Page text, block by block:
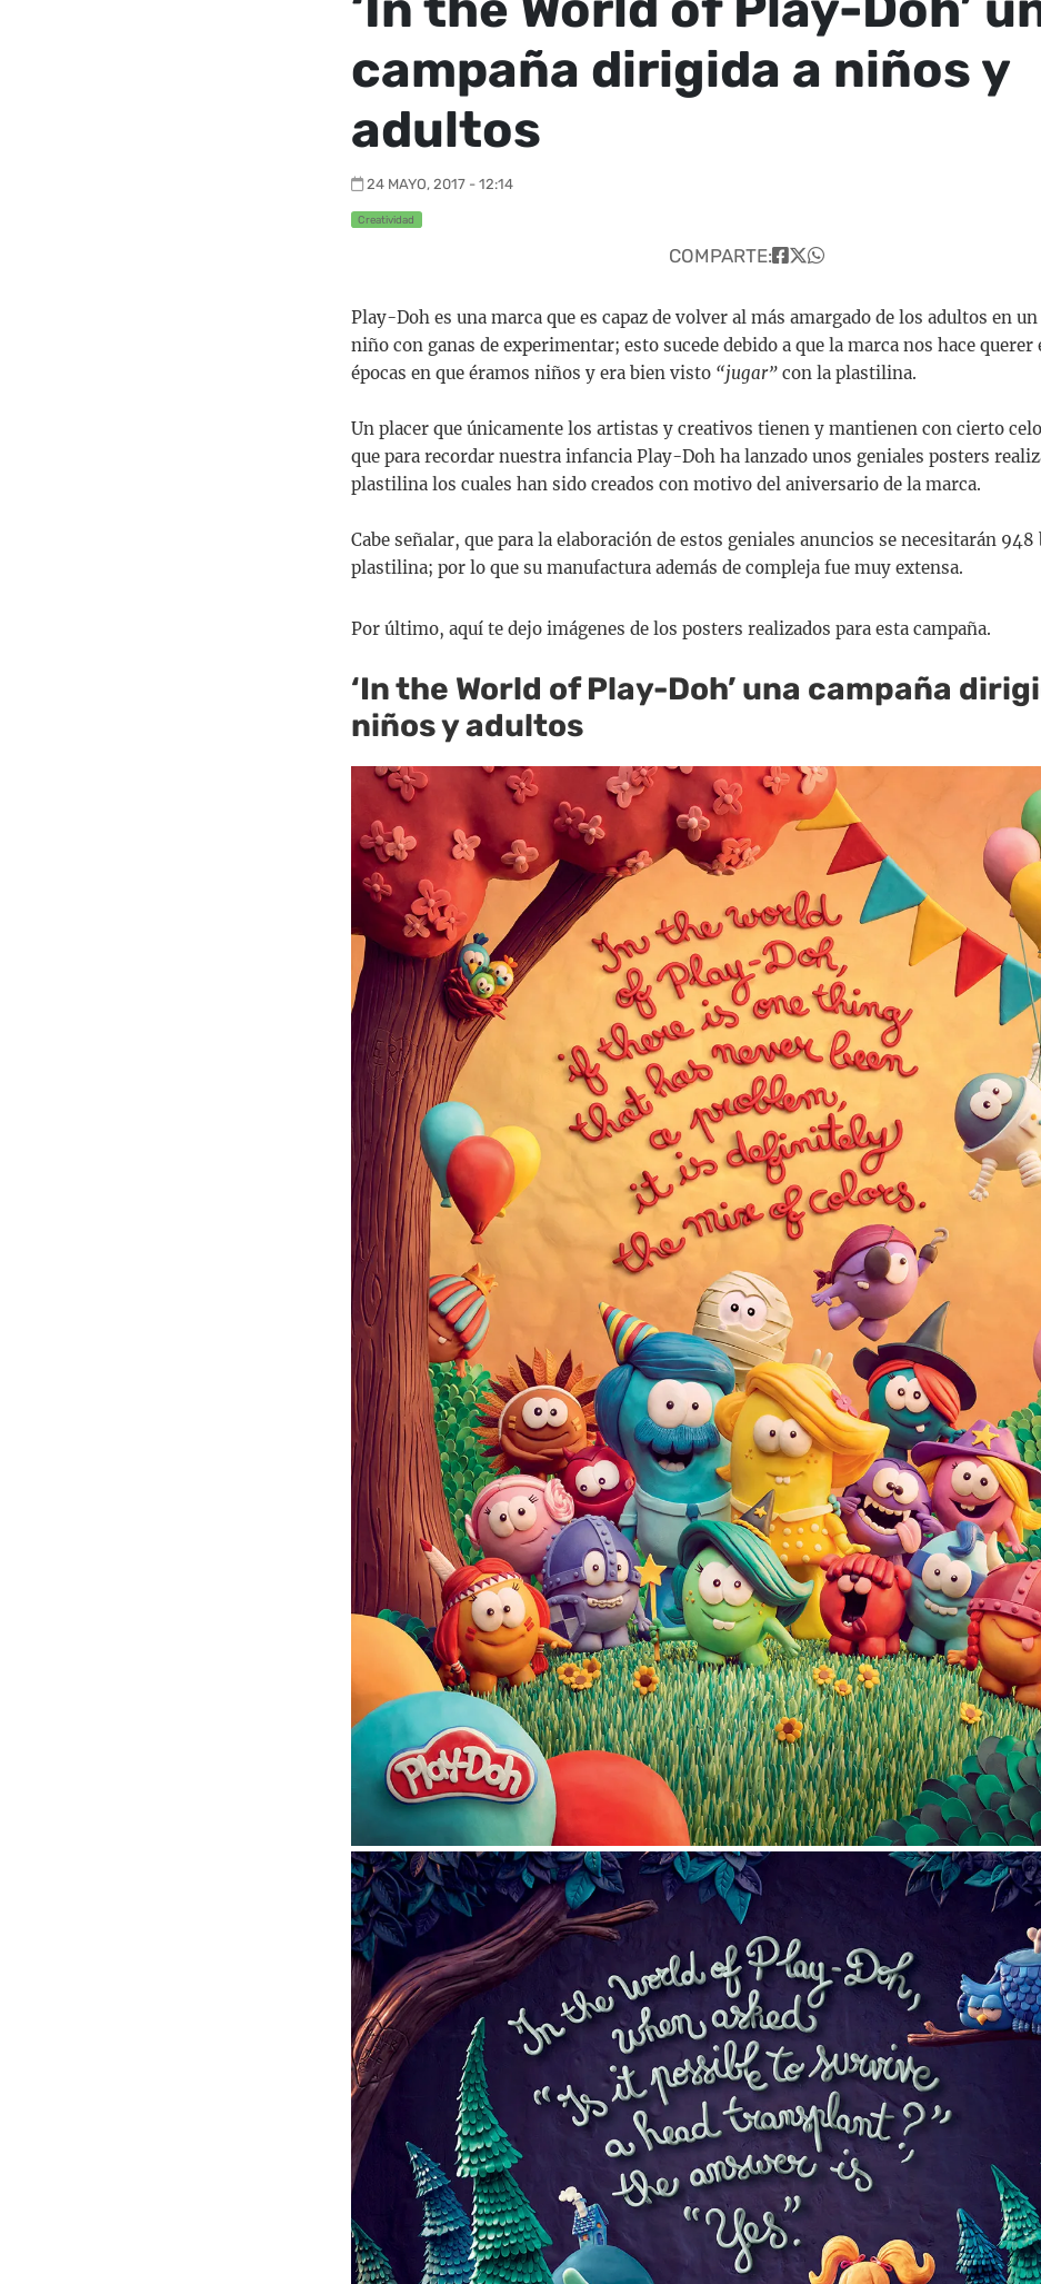
campaña dirigida a niños y
adultos
24 MAYO, 2017 - 12:14
Creatividad
COMPARTE:
Play-Doh es una marca que es capaz de volver al más amargado de los adultos en
niño con ganas de experimentar; esto sucede debido a que la marca nos hace querer
épocas en que éramos niños y era bien visto “jugar” con la plastilina.
Un placer que únicamente los artistas y creativos tienen y mantienen con cierto
que para recordar nuestra infancia Play-Doh ha lanzado unos geniales posters
plastilina los cuales han sido creados con motivo del aniversario de la marca.
Cabe señalar, que para la elaboración de estos geniales anuncios se necesitarán 948
plastilina; por lo que su manufactura además de compleja fue muy extensa.
Por último, aquí te dejo imágenes de los posters realizados para esta campaña.
‘In the World of Play-Doh’ una campaña
niños y adultos